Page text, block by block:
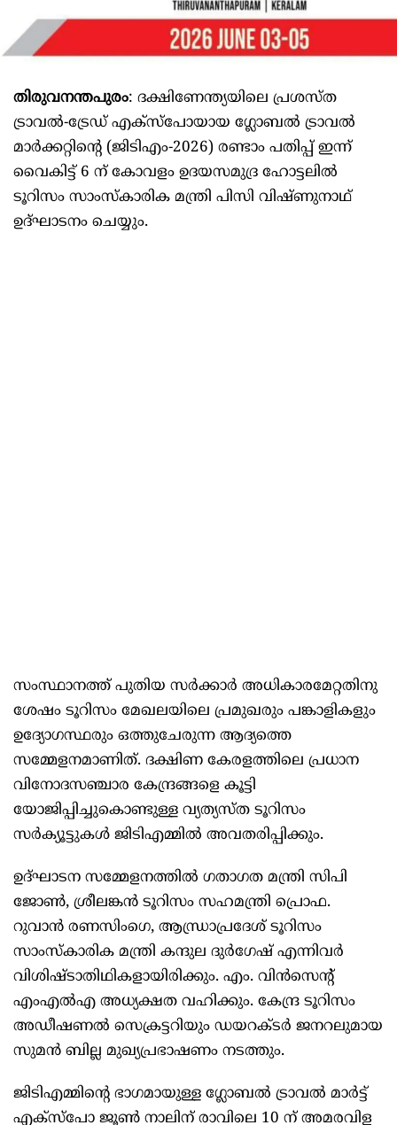
തിരുവനന്തപുരം: ദക്ഷിണേന്ത്യയിലെ പ്രശസ്ത
ട്രാവല്‍-ട്രേഡ് എക്സ്പോയായ ഗ്ലോബല്‍ ട്രാവല്‍
മാര്‍ക്കറ്റിന്‍റെ (ജിടിഎം-2026) രണ്ടാം പതിപ്പ് ഇന്ന്
വൈകിട്ട് 6 ന് കോവളം ഉദയസമുദ്ര ഹോട്ടലില്‍
ടൂറിസം സാംസ്കാരിക മന്ത്രി പിസി വിഷ്ണുനാഥ്
ഉദ്ഘാടനം ചെയ്യും.
സംസ്ഥാനത്ത് പുതിയ സര്‍ക്കാര്‍ അധികാരമേറ്റതിനു
ശേഷം ടൂറിസം മേഖലയിലെ പ്രമുഖരും പങ്കാളികളും
ഉദ്യോഗസ്ഥരും ഒത്തുചേരുന്ന ആദ്യത്തെ
സമ്മേളനമാണിത്. ദക്ഷിണ കേരളത്തിലെ പ്രധാന
വിനോദസഞ്ചാര കേന്ദ്രങ്ങളെ കൂട്ടി
യോജിപ്പിച്ചുകൊണ്ടുള്ള വ്യത്യസ്ത ടൂറിസം
സര്‍ക്യൂട്ടുകള്‍ ജിടിഎമ്മില്‍ അവതരിപ്പിക്കും.
ഉദ്ഘാടന സമ്മേളനത്തില്‍ ഗതാഗത മന്ത്രി സിപി
ജോണ്‍, ശ്രീലങ്കന്‍ ടൂറിസം സഹമന്ത്രി പ്രൊഫ.
റുവാന്‍ രണസിംഗെ, ആന്ധ്രാപ്രദേശ് ടൂറിസം
സാംസ്കാരിക മന്ത്രി കന്ദുല ദുര്‍ഗേഷ് എന്നിവര്‍
വിശിഷ്ടാതിഥികളായിരിക്കും. എം. വിന്‍സെന്‍റ്
എംഎല്‍എ അധ്യക്ഷത വഹിക്കും. കേന്ദ്ര ടൂറിസം
അഡീഷണല്‍ സെക്രട്ടറിയും ഡയറക്ടര്‍ ജനറലുമായ
സുമന്‍ ബില്ല മുഖ്യപ്രഭാഷണം നടത്തും.
ജിടിഎമ്മിന്‍റെ ഭാഗമായുള്ള ഗ്ലോബല്‍ ട്രാവല്‍ മാര്‍ട്ട്
എക്സ്പോ ജൂണ്‍ നാലിന് രാവിലെ 10 ന് അമരവിള